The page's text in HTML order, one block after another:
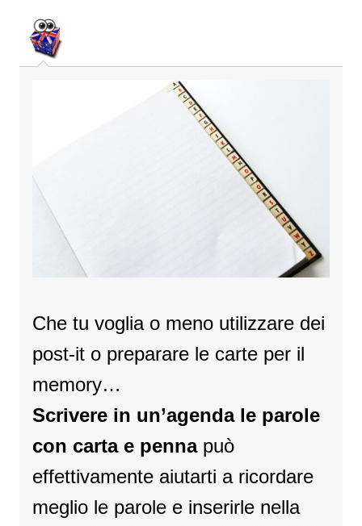
Che tu voglia o meno utilizzare dei
post-it o preparare le carte per il
memory…
Scrivere in un’agenda le parole
con carta e pennapuò
effettivamente aiutarti a ricordare
meglio le parole e inserirle nella